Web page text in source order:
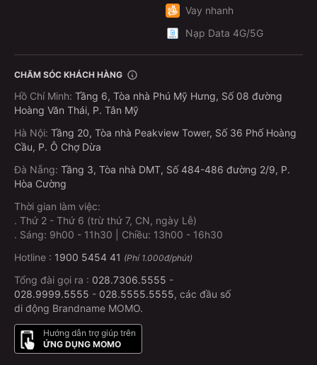
Vay nhanh
Nạp Data 4G/5G
CHĂM SÓC KHÁCH HÀNG
Hồ Chí Minh: Tầng 6, Tòa nhà Phú Mỹ Hưng, Số 08 đường
Hoàng Văn Thái, P. Tân Mỹ
Hà Nội: Tầng 20, Tòa nhà Peakview Tower, Số 36 Phố Hoàng
Cầu, P. Ô Chợ Dừa
Đà Nẵng: Tầng 3, Tòa nhà DMT, Số 484-486 đường 2/9, P.
Hòa Cường
Thời gian làm việc:
. Thứ 2 - Thứ 6 (trừ thứ 7, CN, ngày Lễ)
. Sáng: 9h00 - 11h30 | Chiều: 13h00 - 16h30
Hotline : 1900 5454 41 (Phí 1.000đ/phút)
Tổng đài gọi ra : 028.7306.5555 -
028.9999.5555 - 028.5555.5555, các đầu số
di động Brandname MOMO.
Hướng dẫn trợ giúp trên
ỨNG DỤNG MOMO